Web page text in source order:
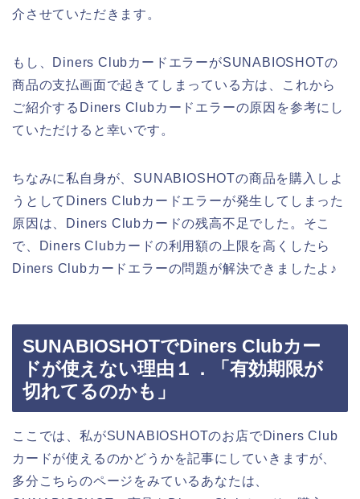
介させていただきます。
もし、Diners ClubカードエラーがSUNABIOSHOTの
商品の支払画面で起きてしまっている方は、これから
ご紹介するDiners Clubカードエラーの原因を参考にし
ていただけると幸いです。
ちなみに私自身が、SUNABIOSHOTの商品を購入しよ
うとしてDiners Clubカードエラーが発生してしまった
原因は、Diners Clubカードの残高不足でした。そこ
で、Diners Clubカードの利用額の上限を高くしたら
Diners Clubカードエラーの問題が解決できましたよ♪
SUNABIOSHOTでDiners Clubカー
ドが使えない理由１．「有効期限が
切れてるのかも」
ここでは、私がSUNABIOSHOTのお店でDiners Club
カードが使えるのかどうかを記事にしていきますが、
多分こちらのページをみているあなたは、